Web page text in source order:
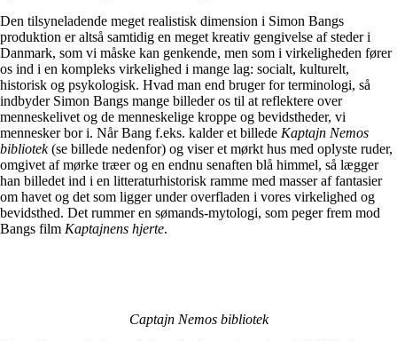
Den tilsyneladende meget realistisk dimension i Simon Bangs
produktion er altså samtidig en meget kreativ gengivelse af steder i
Danmark, som vi måske kan genkende, men som i virkeligheden fører
os ind i en kompleks virkelighed i mange lag: socialt, kulturelt,
historisk og psykologisk. Hvad man end bruger for terminologi, så
indbyder Simon Bangs mange billeder os til at reflektere over
menneskelivet og de menneskelige kroppe og bevidstheder, vi
mennesker bor i. Når Bang f.eks. kalder et billede Kaptajn Nemos
bibliotek(se billede nedenfor) og viser et mørkt hus med oplyste ruder,
omgivet af mørke træer og en endnu senaften blå himmel, så lægger
han billedet ind i en litteraturhistorisk ramme med masser af fantasier
om havet og det som ligger under overfladen i vores virkelighed og
bevidsthed. Det rummer en sømands-mytologi, som peger frem mod
Bangs film Kaptajnens hjerte.
Captajn Nemos bibliotek